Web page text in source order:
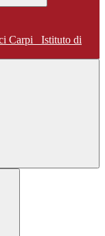
Istituto di